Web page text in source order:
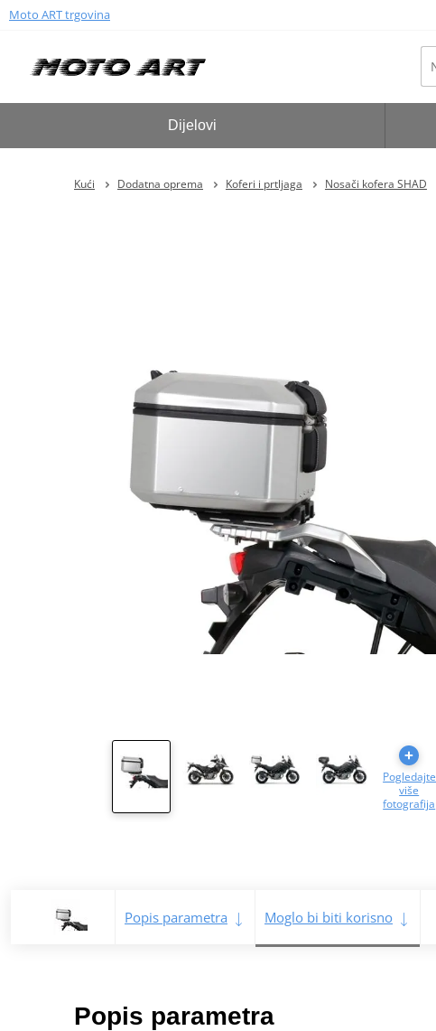
Moto ART trgovina
Dijelovi
Kući Dodatna oprema Koferi i prtljaga Nosači kofera SHAD
Pogledajte
više
fotografija
Popis parametra Moglo bi biti korisno
Popis parametra